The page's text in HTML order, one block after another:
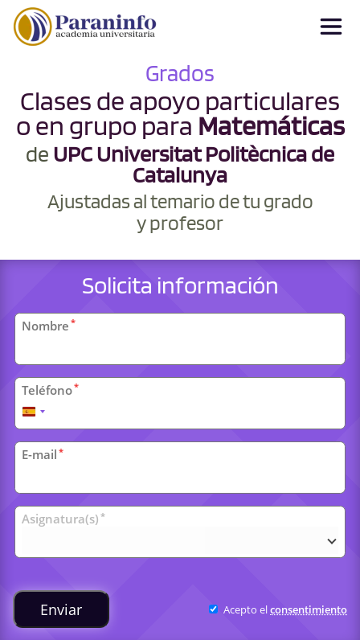
Grados
Clases de apoyo particulares
o en grupo para Matemáticas
de UPC Universitat Politècnica de
Catalunya
Ajustadas al temario de tu grado
y profesor
Solicita información
Datos
personales
Nombre *
Teléfono*
España
+34
E-mail *
Clases
universitarias
Asignatura(s) *
Enviar Acepto elconsentimiento